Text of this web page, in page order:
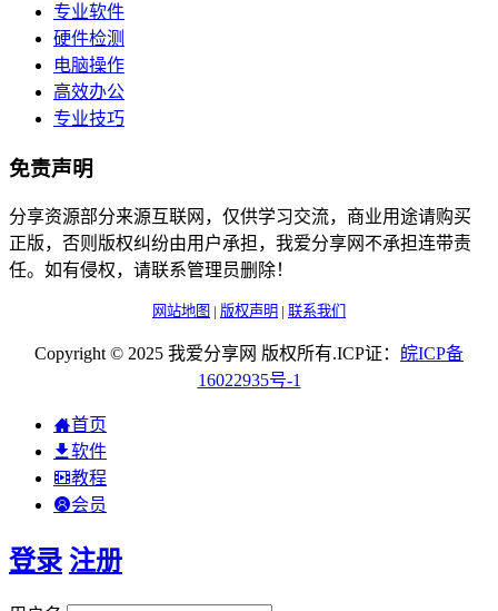
专业软件
硬件检测
电脑操作
高效办公
专业技巧
免责声明
分享资源部分来源互联网，仅供学习交流，商业用途请购买
正版，否则版权纠纷由用户承担，我爱分享网不承担连带责
任。如有侵权，请联系管理员删除！
网站地图 | 版权声明 | 联系我们
Copyright © 2025 我爱分享网 版权所有.ICP证： 皖ICP备
16022935号-1
首页
软件
教程
会员
登录 注册